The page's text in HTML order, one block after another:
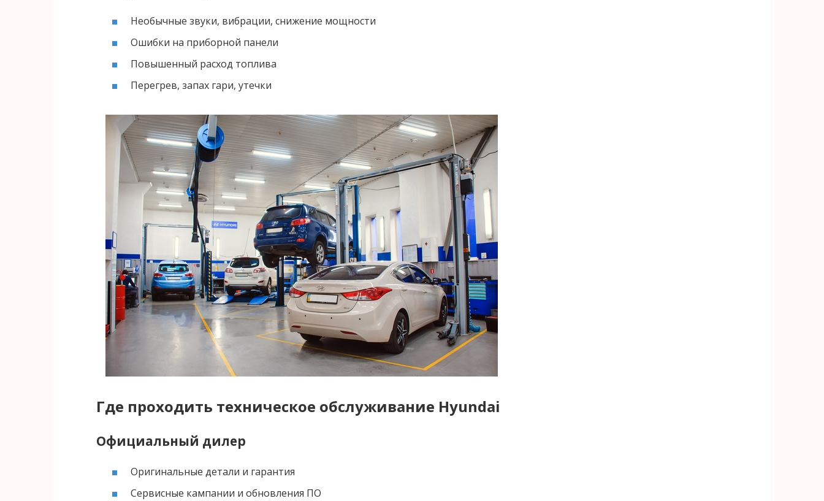
Необычные звуки, вибрации, снижение мощности
Ошибки на приборной панели
Повышенный расход топлива
Перегрев, запах гари, утечки
Где проходить техническое обслуживание Hyundai
Официальный дилер
Оригинальные детали и гарантия
Сервисные кампании и обновления ПО